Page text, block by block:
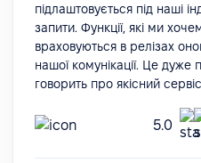
підлаштовується під наші
запити. Функції, які ми
враховуються в релізах
нашої комунікації. Це дуже
говорить про якісний
5.0